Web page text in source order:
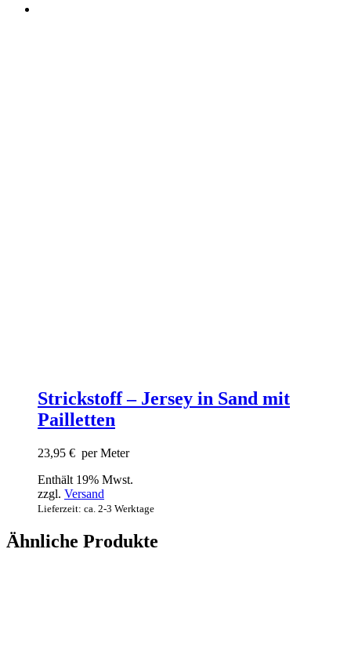
Strickstoff – Jersey in Sand mit
Pailletten
23,95 € per Meter
Enthält 19% Mwst.
zzgl. Versand
Lieferzeit: ca. 2-3 Werktage
Ähnliche Produkte